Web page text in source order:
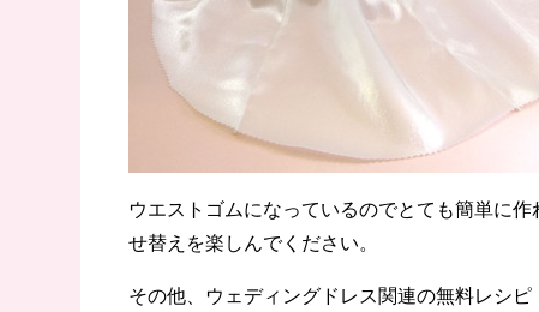
ウエストゴムになっているのでとても簡単に
せ替えを楽しんでください。
その他、ウェディングドレス関連の無料レシ